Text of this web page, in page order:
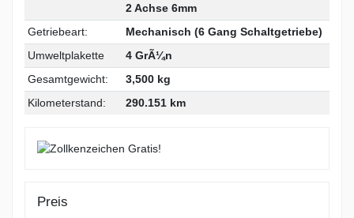
2 Achse 6mm
Getriebeart:
Mechanisch (6 Gang Schaltgetriebe)
Umweltplakette
4 GrÃ¼n
Gesamtgewicht:
3,500 kg
Kilometerstand:
290.151 km
Preis